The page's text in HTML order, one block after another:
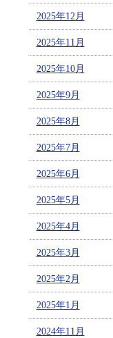
2025年12月
2025年11月
2025年10月
2025年9月
2025年8月
2025年7月
2025年6月
2025年5月
2025年4月
2025年3月
2025年2月
2025年1月
2024年11月